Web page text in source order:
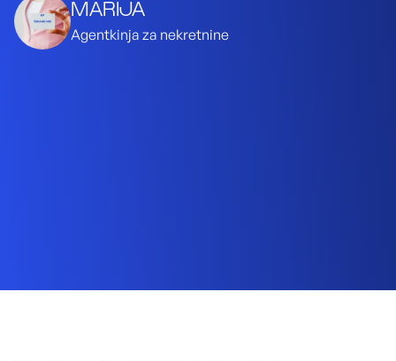
MARIJA
Agentkinja za nekretnine